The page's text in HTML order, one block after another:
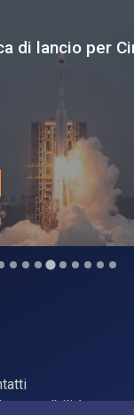
di lancio per
accessibilità